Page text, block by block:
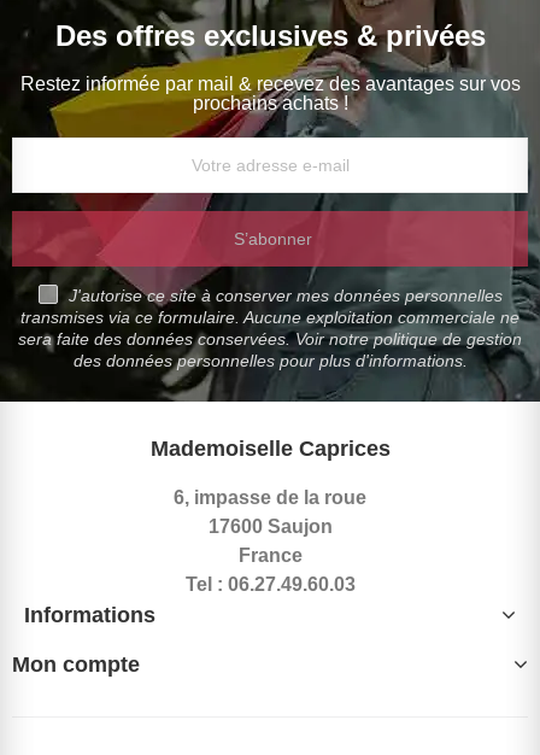
Des offres exclusives & privées
Restez informée par mail & recevez des avantages sur vos
prochains achats !
S’abonner
J'autorise ce site à conserver mes données personnelles
transmises via ce formulaire. Aucune exploitation commerciale ne
sera faite des données conservées. Voir notre politique de gestion
des données personnelles pour plus d'informations.
Mademoiselle Caprices
6, impasse de la roue
17600 Saujon
France
Tel : 06.27.49.60.03
Informations
Mon compte